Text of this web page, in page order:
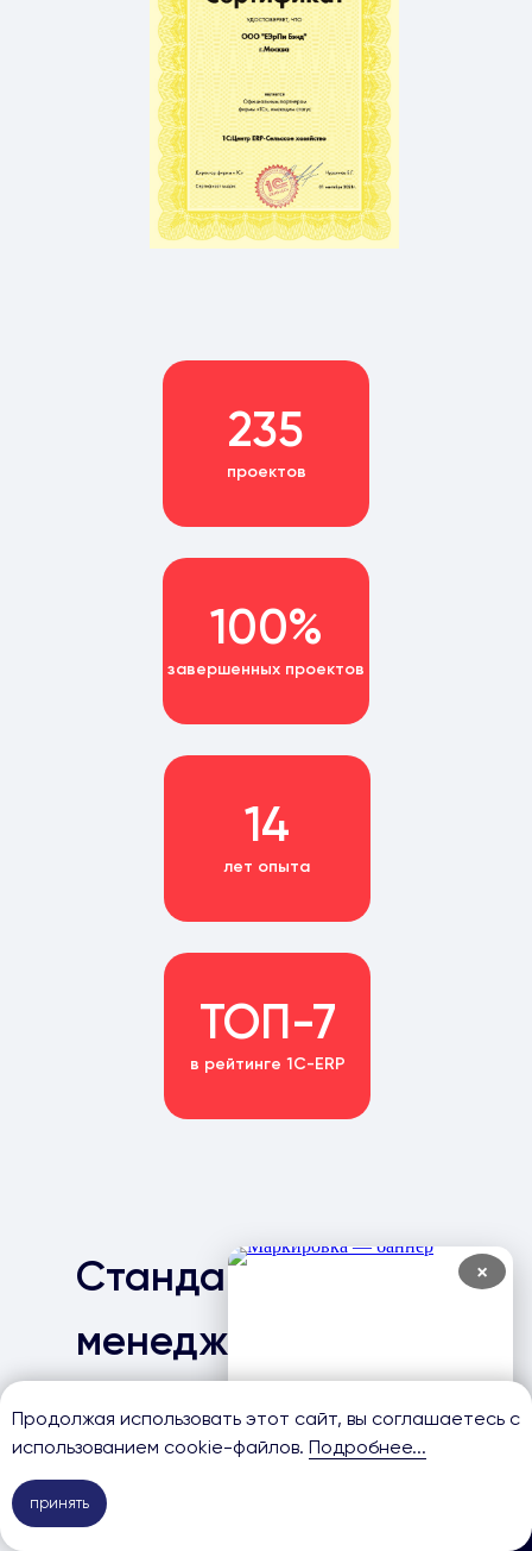
проектов
235
завершенных проектов
100%
ТОП-7
в рейтинге 1С-ERP
лет опыта
14
Стандарт
менеджмента
качества ISO
9001:2015
Продолжая использовать этот сайт, вы соглашаетесь с
использованием cookie-файлов. Подробнее...
принять
×